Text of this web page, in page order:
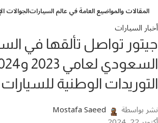
المقالات والمواضيع العامة في عالم السياراتالجوالات
أخبار السيارات
جيتور تواصل تألقها في
التوريدات الوطنية للسيارات
نشر بواسطة Mostafa Saeed